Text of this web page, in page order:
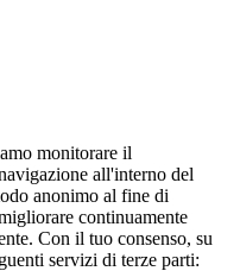
monitorare il
all'interno del
anonimo al fine di
continuamente
Con il tuo consenso, su
servizi di terze parti: